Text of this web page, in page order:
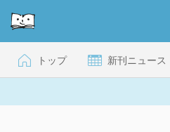
トップ 新刊ニュース